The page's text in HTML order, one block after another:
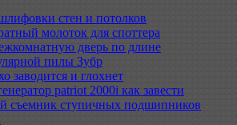
стен и потолков
молоток для споттера
дверь по длине
пилы Зубр
заводится и глохнет
patriot 2000i как завести
съемник ступичных подшипников